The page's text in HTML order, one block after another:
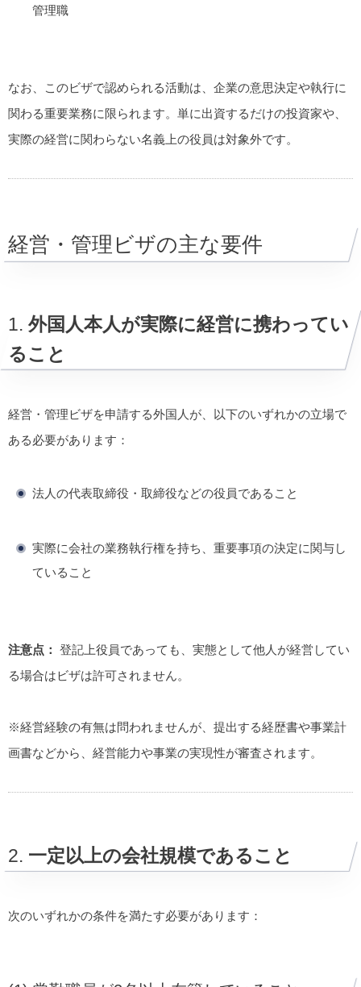
管理職
なお、このビザで認められる活動は、企業の意思決定や執行に
関わる重要業務に限られます。単に出資するだけの投資家や、
実際の経営に関わらない名義上の役員は対象外です。
経営・管理ビザの主な要件
1. 外国人本人が実際に経営に携わってい
ること
経営・管理ビザを申請する外国人が、以下のいずれかの立場で
ある必要があります：
法人の代表取締役・取締役などの役員であること
実際に会社の業務執行権を持ち、重要事項の決定に関与し
ていること
注意点： 登記上役員であっても、実態として他人が経営してい
る場合はビザは許可されません。
※経営経験の有無は問われませんが、提出する経歴書や事業計
画書などから、経営能力や事業の実現性が審査されます。
2. 一定以上の会社規模であること
次のいずれかの条件を満たす必要があります：